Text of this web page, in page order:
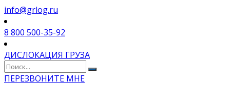
info@grlog.ru
8 800 500-35-92
ДИСЛОКАЦИЯ ГРУЗА
ПЕРЕЗВОНИТЕ МНЕ